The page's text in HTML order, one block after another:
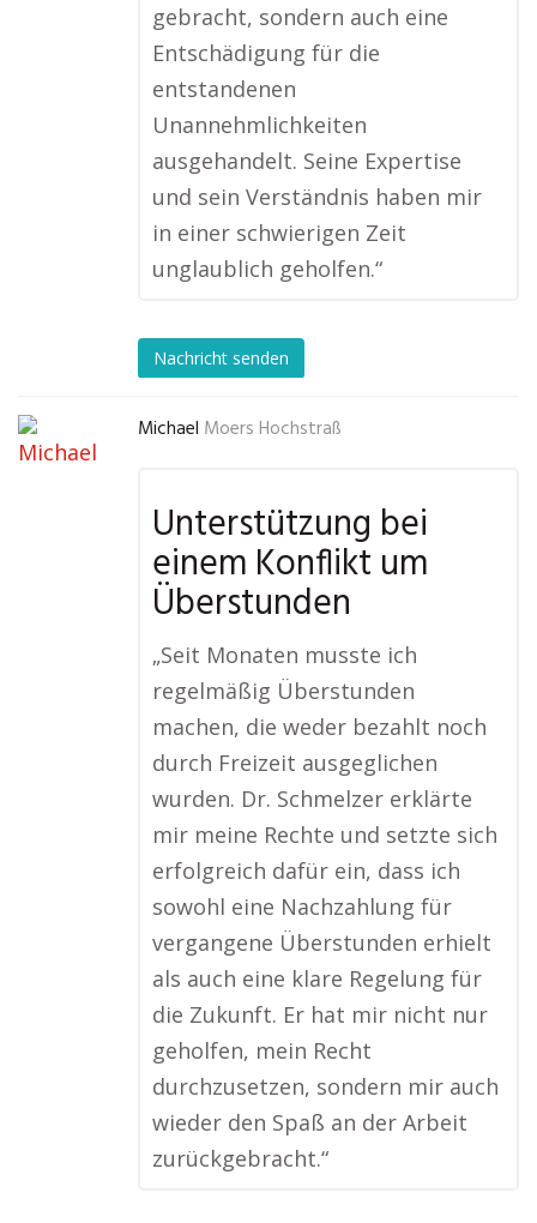
gebracht, sondern auch eine
Entschädigung für die
entstandenen
Unannehmlichkeiten
ausgehandelt. Seine Expertise
und sein Verständnis haben mir
in einer schwierigen Zeit
unglaublich geholfen.“
Nachricht senden
Michael Moers Hochstraß
Unterstützung bei
einem Konflikt um
Überstunden
„Seit Monaten musste ich
regelmäßig Überstunden
machen, die weder bezahlt noch
durch Freizeit ausgeglichen
wurden. Dr. Schmelzer erklärte
mir meine Rechte und setzte sich
erfolgreich dafür ein, dass ich
sowohl eine Nachzahlung für
vergangene Überstunden erhielt
als auch eine klare Regelung für
die Zukunft. Er hat mir nicht nur
geholfen, mein Recht
durchzusetzen, sondern mir auch
wieder den Spaß an der Arbeit
zurückgebracht.“